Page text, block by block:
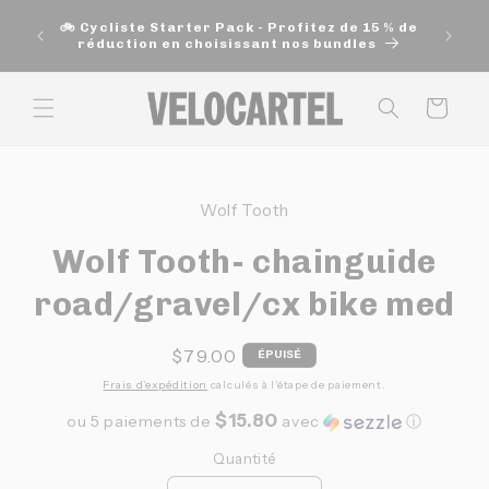
passer
au
🚲 Cycliste Starter Pack - Profitez de 15 % de
réduction en choisissant nos bundles
200$
Panier
Wolf Tooth
Wolf Tooth- chainguide
road/gravel/cx bike med
Prix
habituel
$79.00 ÉPUISÉ
Frais d'expédition calculés à l'étape de paiement.
ou 5 paiements de$15.80 avec ⓘ
Quantité